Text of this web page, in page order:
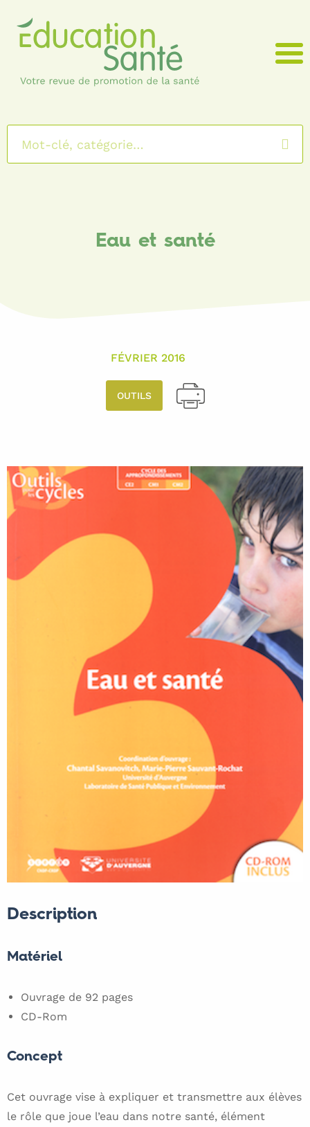
Menu
Eau et santé
FÉVRIER 2016
OUTILS
Description
Matériel
Ouvrage de 92 pages
CD-Rom
Concept
Cet ouvrage vise à expliquer et transmettre aux élèves
le rôle que joue l’eau dans notre santé, élément